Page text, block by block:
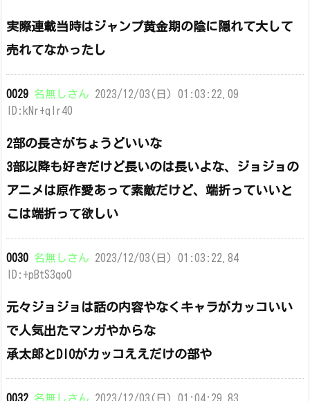
実際連載当時はジャンプ黄金期の陰に隠れて大して
売れてなかったし
0029 名無しさん 2023/12/03(日) 01:03:22.09
ID:kNr+qlr40
2部の長さがちょうどいいな
3部以降も好きだけど長いのは長いよな、ジョジョの
アニメは原作愛あって素敵だけど、端折っていいと
こは端折って欲しい
0030 名無しさん 2023/12/03(日) 01:03:22.84
ID:+pBtS3qo0
元々ジョジョは話の内容やなくキャラがカッコいい
で人気出たマンガやからな
承太郎とDIOがカッコええだけの部や
0032 名無しさん 2023/12/03(日) 01:04:29.83